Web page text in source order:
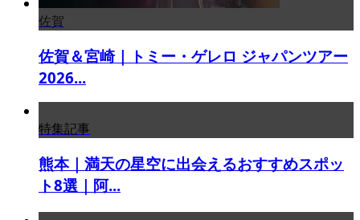
佐賀
佐賀＆宮崎｜トミー・ゲレロ ジャパンツアー
2026...
特集記事
熊本｜満天の星空に出会えるおすすめスポッ
ト8選｜阿...